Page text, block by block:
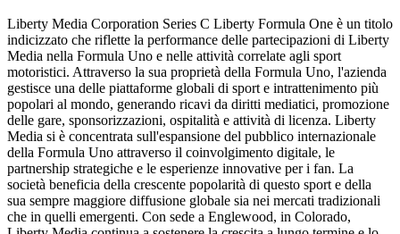
Liberty Media Corporation Series C Liberty Formula One è un titolo
indicizzato che riflette la performance delle partecipazioni di Liberty
Media nella Formula Uno e nelle attività correlate agli sport
motoristici. Attraverso la sua proprietà della Formula Uno, l'azienda
gestisce una delle piattaforme globali di sport e intrattenimento più
popolari al mondo, generando ricavi da diritti mediatici, promozione
delle gare, sponsorizzazioni, ospitalità e attività di licenza. Liberty
Media si è concentrata sull'espansione del pubblico internazionale
della Formula Uno attraverso il coinvolgimento digitale, le
partnership strategiche e le esperienze innovative per i fan. La
società beneficia della crescente popolarità di questo sport e della
sua sempre maggiore diffusione globale sia nei mercati tradizionali
che in quelli emergenti. Con sede a Englewood, in Colorado,